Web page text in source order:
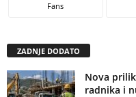
Fans
ZADNJE DODATO
Nova
radnika i